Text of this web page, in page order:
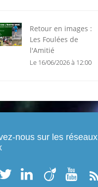
Retour en images :
Les Foulées de
l'Amitié
Le 16/06/2026 à 12:00
nous sur les réseaux